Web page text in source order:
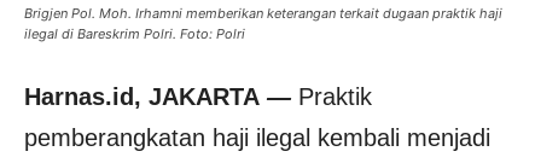
Brigjen Pol. Moh. Irhamni memberikan keterangan terkait dugaan praktik haji
ilegal di Bareskrim Polri. Foto: Polri
Harnas.id, JAKARTA — Praktik
pemberangkatan haji ilegal kembali menjadi